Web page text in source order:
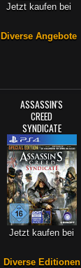
Jetzt kaufen bei
Diverse Angebote
ASSASSIN'S
CREED
SYNDICATE
Jetzt kaufen bei
Diverse Editionen